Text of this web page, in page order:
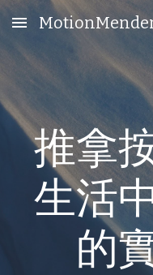
Skip to main content
推拿
生活
的